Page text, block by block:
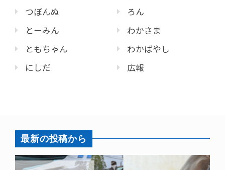
つぼんぬ
とーみん
ともちゃん
にしだ
ろん
わかさま
わかばやし
広報
最新の投稿から